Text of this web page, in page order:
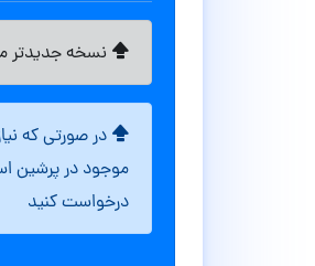
نسخه جدیدتر
در صورتی که
موجود در پرشین
درخواست کنید